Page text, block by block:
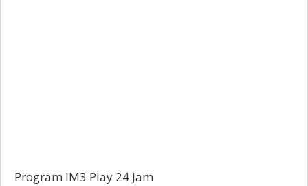
Program IM3 Play 24 Jam